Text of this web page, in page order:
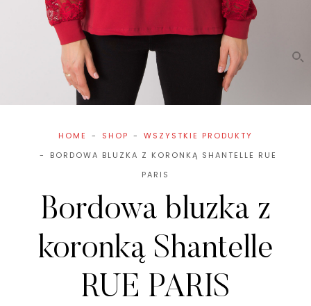
HOME SHOP
WSZYSTKIE PRODUKTY
BORDOWA BLUZKA Z KORONKĄ SHANTELLE RUE
PARIS
Bordowa bluzka z
koronką Shantelle
RUE PARIS